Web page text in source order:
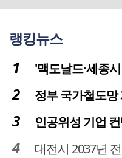
랭킹뉴스
'맥도날드·세종시립박물관
정부 국가철도망
인공위성 기업 컨텍-
대전시 2037년 전력자